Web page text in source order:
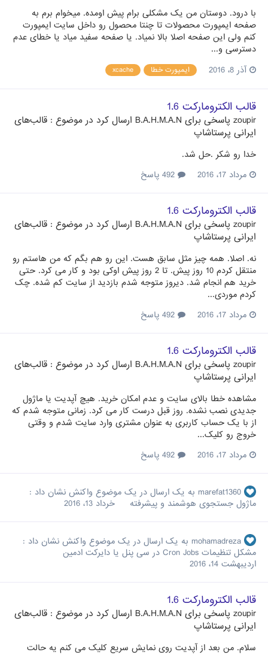
با درود. دوستان من یک مشکلی برام پیش اومده. میخوام برم به
صفحه ایمپورت محصولات تا چنتا محصول رو داخل سایت ایمپورت
کنم ولی این صفحه اصلا بالا نمیاد. یا صفحه سفید میاد یا خطای عدم
دسترسی و...
آذر 8، 2016
ایمپورت خطا xcache
قالب الکترومارکت 1.6
zoupir پاسخی برای B.A.H.M.A.N ارسال کرد در موضوع : قالب‌های
ایرانی پرستاشاپ
خدا رو شکر .حل شد.
مرداد 17، 2016
قالب الکترومارکت 1.6
zoupir پاسخی برای B.A.H.M.A.N ارسال کرد در موضوع : قالب‌های
ایرانی پرستاشاپ
نه. اصلا. همه چیز مثل سابق هست. این رو هم بگم که من هاستم رو
منتقل کردم 10 روز پیش. تا 2 روز پیش اوکی بود و کار می کرد. حتی
خرید هم انجام شد. دیروز متوجه شدم بازدید از سایت کم شده. چک
کردم موردی...
مرداد 17، 2016
قالب الکترومارکت 1.6
zoupir پاسخی برای B.A.H.M.A.N ارسال کرد در موضوع : قالب‌های
ایرانی پرستاشاپ
مشاهده خطا بالای سایت و عدم امکان خرید. هیچ آپدیت یا ماژول
جدیدی نصب نشده. روز قبل درست کار می کرد. زمانی متوجه شدم که
از با یک حساب کاربری به عنوان مشتری وارد سایت شدم و وقتی
خروج رو کلیک...
مرداد 17، 2016
marefat1360 به یک ارسال در یک موضوع واکنش نشان داد :
ماژول جستجوی هوشمند و پیشرفته
خرداد 13، 2016
mohamadreza به یک ارسال در یک موضوع واکنش نشان داد :
مشکل تنظیمات Cron Jobs در سی پنل یا دایرکت ادمین
اردیبهشت 14، 2016
قالب الکترومارکت 1.6
zoupir پاسخی برای B.A.H.M.A.N ارسال کرد در موضوع : قالب‌های
ایرانی پرستاشاپ
سلام. من بعد از آپدیت روی نمایش سریع کلیک می کنم یه حالت